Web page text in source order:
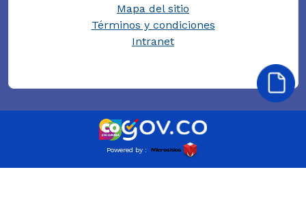
Mapa del sitio
Términos y condiciones
Intranet
Powered by :